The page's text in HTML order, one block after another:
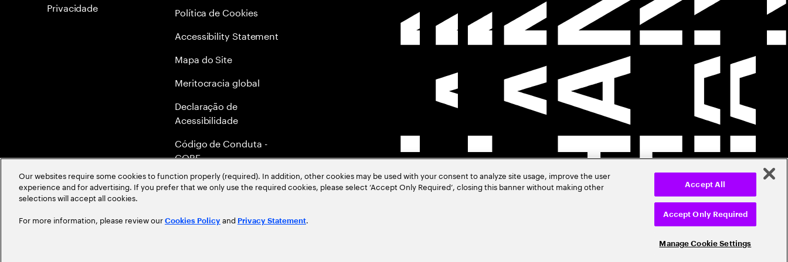
Privacidade
Política de Cookies
Accessibility Statement
Mapa do Site
Meritocracia global
Declaração de
Acessibilidade
Código de Conduta -
COBE
Canal de Denúncia –
Ethics Helpline
©2026Accenture. All Rights Reserved.
Our websites require some cookies to function properly (required). In addition, other cookies may be used with your consent to analyze site usage, improve the user
experience and for advertising. If you prefer that we only use the required cookies, please select ‘Accept Only Required’, closing this banner without making other
selections will accept all cookies.
For more information, please review our Cookies Policy and Privacy Statement.
Manage Cookie Settings
Accept Only Required
Accept All